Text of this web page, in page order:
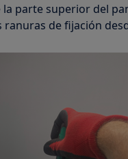
parte superior del
ranuras de fijación